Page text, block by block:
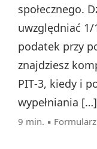
społecznego.
uwzględniać
podatek przy
znajdziesz
PIT‑3, kiedy i
wypełniania […]
9 min. ▪